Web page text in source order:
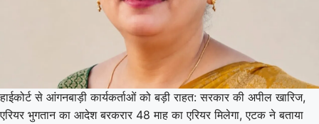
हाईकोर्ट से आंगनबाड़ी कार्यकर्ताओं को बड़ी राहत: सरकार की अपील खारिज,
एरियर भुगतान का आदेश बरकरार 48 माह का एरियर मिलेगा, एटक ने बताया